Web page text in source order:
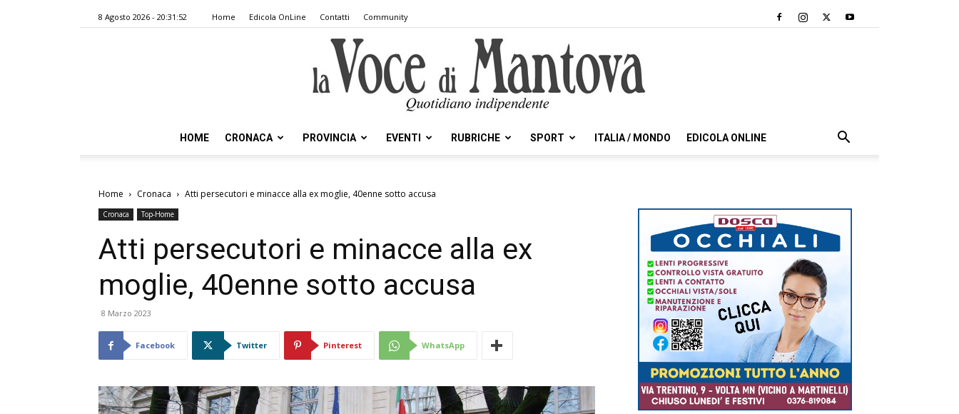
8 Agosto 2026 - 20:31:52 Home Edicola OnLine Contatti Community
Voce
HOME CRONACA PROVINCIA EVENTI RUBRICHE SPORT ITALIA / MONDO EDICOLA ONLINE
Home Cronaca Atti persecutori e minacce alla ex moglie, 40enne sotto accusa
Cronaca Top-Home
Atti persecutori e minacce alla ex
moglie, 40enne sotto accusa
8 Marzo 2023
Facebook Twitter Pinterest WhatsApp